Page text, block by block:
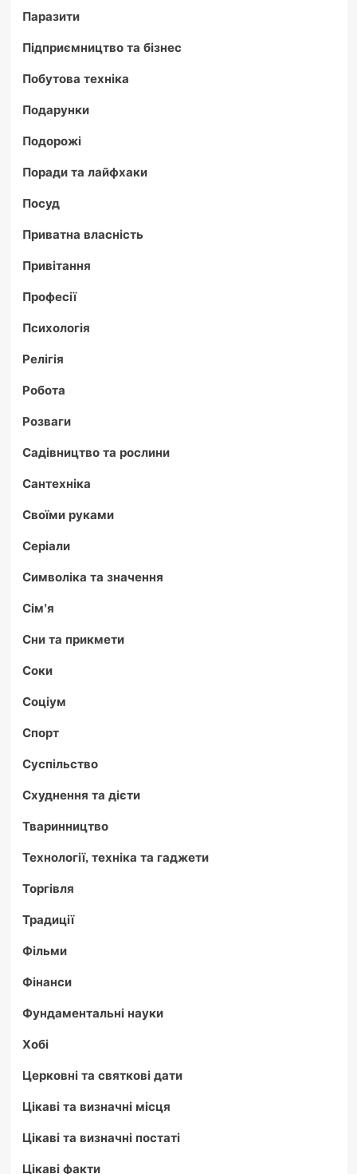
Паразити
Підприємництво та бізнес
Побутова техніка
Подарунки
Подорожі
Поради та лайфхаки
Посуд
Приватна власність
Привітання
Професії
Психологія
Релігія
Робота
Розваги
Садівництво та рослини
Сантехніка
Своїми руками
Серіали
Символіка та значення
Сім'я
Сни та прикмети
Соки
Соціум
Спорт
Суспільство
Схуднення та дієти
Тваринництво
Технології, техніка та гаджети
Торгівля
Традиції
Фільми
Фінанси
Фундаментальні науки
Хобі
Церковні та святкові дати
Цікаві та визначні місця
Цікаві та визначні постаті
Цікаві факти